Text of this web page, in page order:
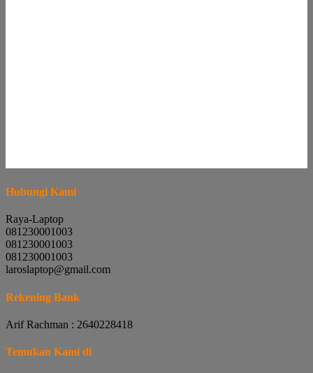
Hubungi Kami
Raya-Laptop
081230001003
081230001003
081230001003
laroslaptop@gmail.com
Rekening Bank
Arif Rachman : 2640228418
Temukan Kami di